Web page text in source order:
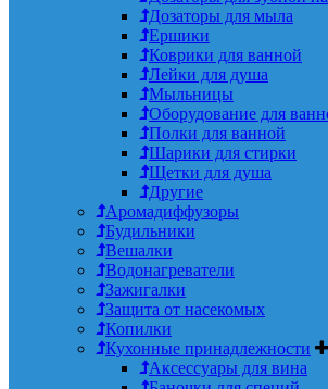
Дозаторы для мыла
Ершики
Коврики для ванной
Лейки для душа
Мыльницы
Оборудование для
Полки для ванной
Шарики для стирки
Щетки для душа
Другие
Аромадиффузоры
Будильники
Вешалки
Водонагреватели
Зажигалки
Защита от насекомых
Копилки
Кухонные принадлежности
Аксессуары для вина